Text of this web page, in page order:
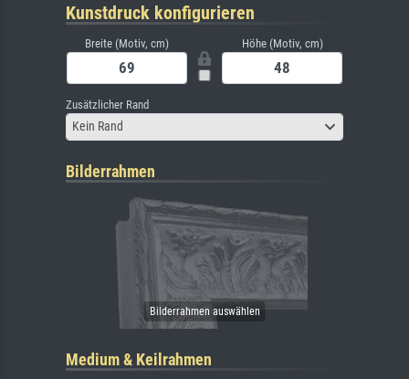
Kunstdruck konfigurieren
Breite (Motiv, cm) Höhe (Motiv, cm)
Zusätzlicher Rand
Kein Rand
Bilderrahmen
Medium & Keilrahmen